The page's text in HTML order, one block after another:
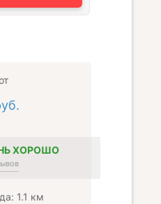
ХОРОШО
1.1 км